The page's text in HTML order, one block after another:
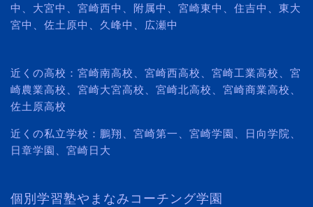
中、大宮中、宮崎西中、附属中、宮崎東中、住吉中、東大
宮中、佐土原中、久峰中、広瀬中
近くの高校：宮崎南高校、宮崎西高校、宮崎工業高校、宮
崎農業高校、宮崎大宮高校、宮崎北高校、宮崎商業高校、
佐土原高校
近くの私立学校：鵬翔、宮崎第一、宮崎学園、日向学院、
日章学園、宮崎日大
個別学習塾やまなみコーチング学園